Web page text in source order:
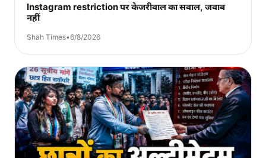
Instagram restriction पर केजरीवाल का सवाल, जवाब
नहीं
Shah Times•6/8/2026